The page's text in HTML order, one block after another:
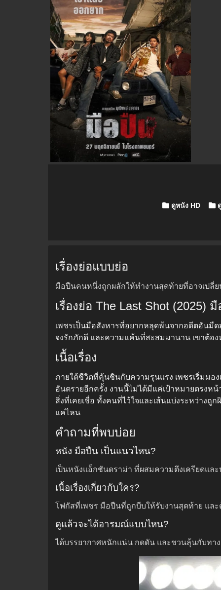
Posted in
ดูหนัง HD
เรื่องย่อแบบย่อ
มือปืนคนหนึ่งถูกผลักให้ทำงานสุดท้ายที่อาจเปลี่ย
เรื่องย่อ The Last Shot (2025)
เพชรเป็นมือสังหารที่อยากหลุดพ้นจากอดีตอันมื
จงรักภักดี และความแค้นที่สะสมมานาน เขาต้อ
เนื้อเรื่อง
ภายใต้ชีวิตที่คุ้นชินกับความรุนแรง เพชรเริ่มมอ
อันตรายอีกครั้ง งานนี้ไม่ได้มีแค่เป้าหมายตรงห
สิ่งที่เคยเชื่อ ทั้งคนที่ไว้ใจและเส้นแบ่งระหว่างถู
แค่ไหน
คำถามที่พบบ่อย
หนัง มือปืน เป็นแนวไหน?
เป็นหนังแอ็กชันดราม่า ที่ผสมความตึงเครียดแล
เนื้อเรื่องเกี่ยวกับใคร?
โฟกัสที่เพชร มือปืนที่ถูกบีบให้รับงานสุดท้าย แล
ดูแล้วจะได้อารมณ์แบบไหน?
ได้บรรยากาศหนักแน่น กดดัน และชวนลุ้นกับทาง